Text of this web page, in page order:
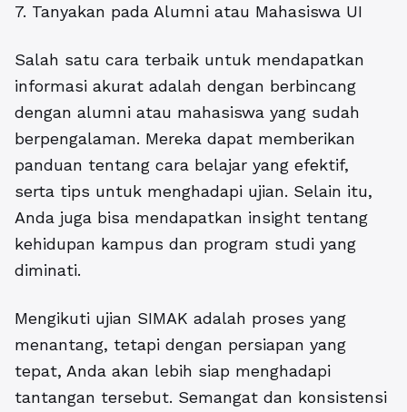
7. Tanyakan pada Alumni atau Mahasiswa UI
Salah satu cara terbaik untuk mendapatkan
informasi akurat adalah dengan berbincang
dengan alumni atau mahasiswa yang sudah
berpengalaman. Mereka dapat memberikan
panduan tentang cara belajar yang efektif,
serta tips untuk menghadapi ujian. Selain itu,
Anda juga bisa mendapatkan insight tentang
kehidupan kampus dan program studi yang
diminati.
Mengikuti ujian SIMAK adalah proses yang
menantang, tetapi dengan persiapan yang
tepat, Anda akan lebih siap menghadapi
tantangan tersebut. Semangat dan konsistensi